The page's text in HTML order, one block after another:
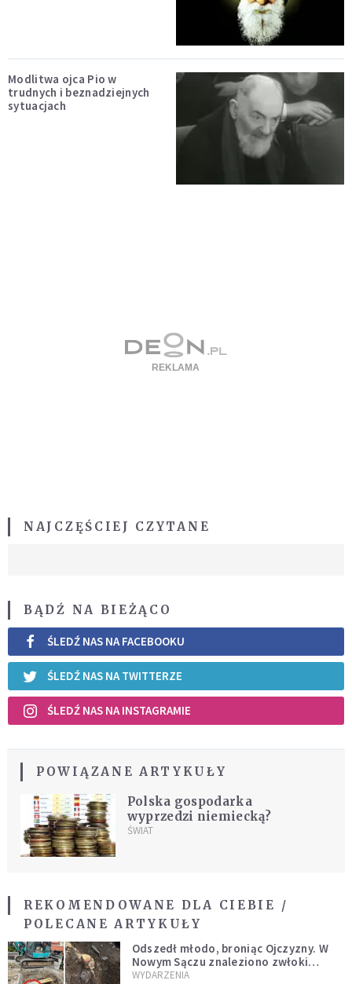
Modlitwa ojca Pio w
trudnych i beznadziejnych
sytuacjach
NAJCZĘŚCIEJ CZYTANE
BĄDŹ NA BIEŻĄCO
ŚLEDŹ NAS NA FACEBOOKU
ŚLEDŹ NAS NA TWITTERZE
ŚLEDŹ NAS NA INSTAGRAMIE
POWIĄZANE ARTYKUŁY
Polska gospodarka
wyprzedzi niemiecką?
ŚWIAT
REKOMENDOWANE DLA CIEBIE /
POLECANE ARTYKUŁY
Odszedł młodo, broniąc Ojczyzny. W
Nowym Sączu znaleziono zwłoki
mężczyzny z czasów potopu
WYDARZENIA